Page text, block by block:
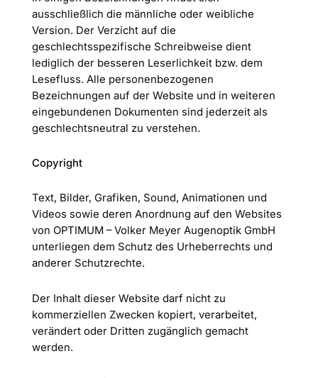
ausschließlich die männliche oder weibliche
Version. Der Verzicht auf die
geschlechtsspezifische Schreibweise dient
lediglich der besseren Leserlichkeit bzw. dem
Lesefluss. Alle personenbezogenen
Bezeichnungen auf der Website und in weiteren
eingebundenen Dokumenten sind jederzeit als
geschlechtsneutral zu verstehen.
Copyright
Text, Bilder, Grafiken, Sound, Animationen und
Videos sowie deren Anordnung auf den Websites
von OPTIMUM – Volker Meyer Augenoptik GmbH
unterliegen dem Schutz des Urheberrechts und
anderer Schutzrechte.
Der Inhalt dieser Website darf nicht zu
kommerziellen Zwecken kopiert, verarbeitet,
verändert oder Dritten zugänglich gemacht
werden.